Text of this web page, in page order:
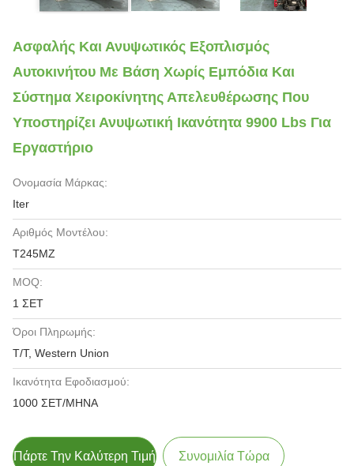
Ασφαλής Και Ανυψωτικός Εξοπλισμός
Αυτοκινήτου Με Βάση Χωρίς Εμπόδια Και
Σύστημα Χειροκίνητης Απελευθέρωσης Που
Υποστηρίζει Ανυψωτική Ικανότητα 9900 Lbs Για
Εργαστήριο
Ονομασία Μάρκας:
Iter
Αριθμός Μοντέλου:
T245MZ
MOQ:
1 ΣΕΤ
Όροι Πληρωμής:
T/T, Western Union
Ικανότητα Εφοδιασμού:
1000 ΣΕΤ/ΜΗΝΑ
Πάρτε Την Καλύτερη Τιμή Συνομιλία Τώρα